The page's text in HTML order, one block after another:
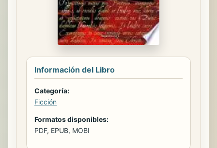
Información del Libro
Categoría:
Ficción
Formatos disponibles:
PDF, EPUB, MOBI